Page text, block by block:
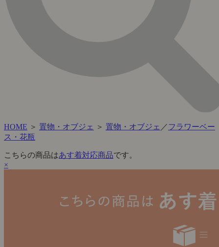
HOME ＞ 置物・オブジェ ＞ 置物・オブジェ ／ フラワーベー
ス・花瓶
こちらの商品はあす着対応商品です。
×